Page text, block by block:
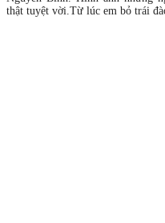
thật tuyệt vời.Từ lúc em bỏ trái